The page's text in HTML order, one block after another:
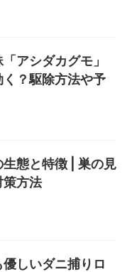
アシダカグモ」
？駆除方法や予
態と特徴 | 巣の見
策方法
しいダニ捕りロ